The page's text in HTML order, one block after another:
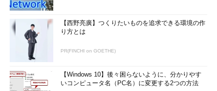
0.0.0.0 0.0.0.0 192.168.0.56
192.168.0.119 20
127.0.0.0 255.0.0.0 127.0.0.1 127.0.0.1 1
192.168.0.0 255.255.255.0 192.168.0.104
192.168.0.104 30
192.168.0.0 255.255.255.0 192.168.0.119
192.168.0.119 20
192.168.0.104 255.255.255.255 127.0.0.1
【西野亮廣】つくりたいものを追求できる環境の作
り方とは
PR(FINCHI on GOETHE)
【Windows 10】後々困らないように、分かりやす
いコンピュータ名（PC名）に変更する2つの方法